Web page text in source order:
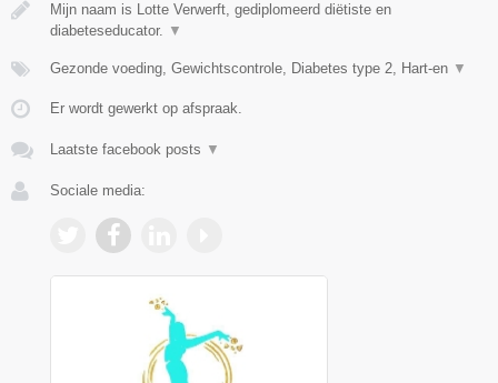
Mijn naam is Lotte Verwerft, gediplomeerd diëtiste en
diabeteseducator. ▼
Gezonde voeding, Gewichtscontrole, Diabetes type 2, Hart-en ▼
Er wordt gewerkt op afspraak.
Laatste facebook posts ▼
Sociale media: